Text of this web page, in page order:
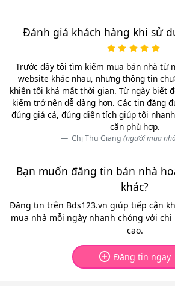
Đánh giá khách hàng khi sử
Trước đây tôi tìm kiếm mua bán nhà từ
website khác nhau, nhưng thông tin
khiến tôi khá mất thời gian. Từ ngày biết
kiếm trở nên dễ dàng hơn. Các tin đăng
đúng giá cả, đúng diện tích giúp tôi
căn phù hợp.
Chị Thu Giang (người mua
Bạn muốn đăng tin bán nhà
khác?
Đăng tin trên Bds123.vn giúp tiếp cận
mua nhà mỗi ngày nhanh chóng với
cao.
Đăng tin ngay